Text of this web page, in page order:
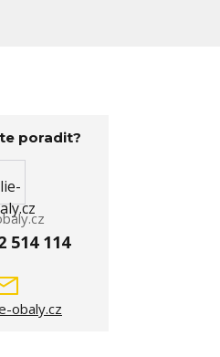
poradit?
514 114
obaly.cz